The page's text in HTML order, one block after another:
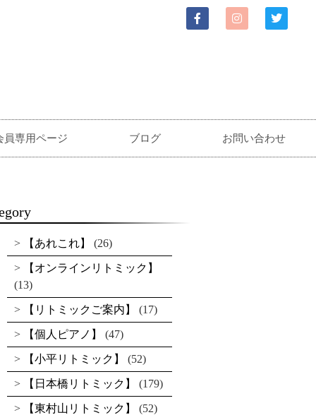
員専用ページ ブログ お問い合わせ
【あれこれ】 (26)
【オンラインリトミック】
(13)
【リトミックご案内】 (17)
【個人ピアノ】 (47)
【小平リトミック】 (52)
【日本橋リトミック】 (179)
【東村山リトミック】 (52)